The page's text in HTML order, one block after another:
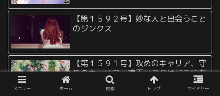
【第１５９２号】妙な人と出会うこと
のジンクス
【第１５９１号】攻めのキャリア、守
りのキャリア。適正リスクはどこにあ
メニュー ホーム 検索 トップ サイドバー